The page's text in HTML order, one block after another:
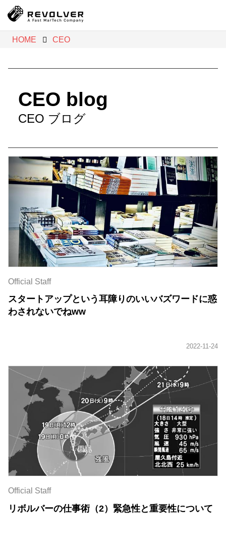
HOME CEO
CEO blog
CEO ブログ
Official Staff
スタートアップという耳障りのいいバズワードに惑
わされないでねww
Official Staff
リボルバーの仕事術（2）緊急性と重要性について